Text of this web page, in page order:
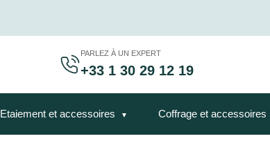
PARLEZ À UN EXPERT
+33 1 30 29 12 19
Etaiement et accessoires Coffrage et accessoires